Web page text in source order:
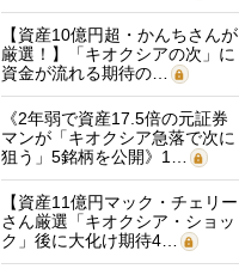
【資産10億円超・かんちさんが
厳選！】「キオクシアの次」に
資金が流れる期待の…
《2年弱で資産17.5倍の元証券
マンが「キオクシア急落で次に
狙う」5銘柄を公開》1…
【資産11億円マック・チェリー
さん厳選「キオクシア・ショッ
ク」後に大化け期待4…